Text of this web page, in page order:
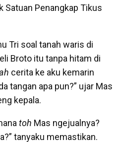
Satuan Penangkap Tikus
Tri soal tanah waris di
Broto itu tanpa hitam di
cerita ke aku kemarin
tangan apa pun?” ujar Mas
kepala.
toh Mas ngejualnya?
tanyaku memastikan.